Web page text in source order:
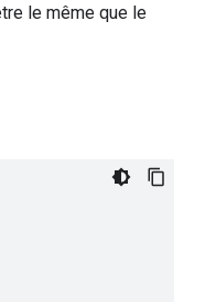
le même que le